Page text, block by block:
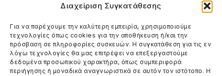
Διαχείριση Συγκατάθεσης
Για να παρέχουμε την καλύτερη εμπειρία, χρησιμοποιούμε
τεχνολογίες όπως cookies για την αποθήκευση ή/και την
πρόσβαση σε πληροφορίες συσκευών. Η συγκατάθεση για τις εν
λόγω τεχνολογίες θα μας επιτρέψει να επεξεργαστούμε
δεδομένα προσωπικού χαρακτήρα, όπως συμπεριφορά
περιήγησης ή μοναδικά αναγνωριστικά σε αυτόν τον ιστότοπο. Η
Πολιτική Cookies (ΕΕ)
Στοιχεία Επικοινωνίας